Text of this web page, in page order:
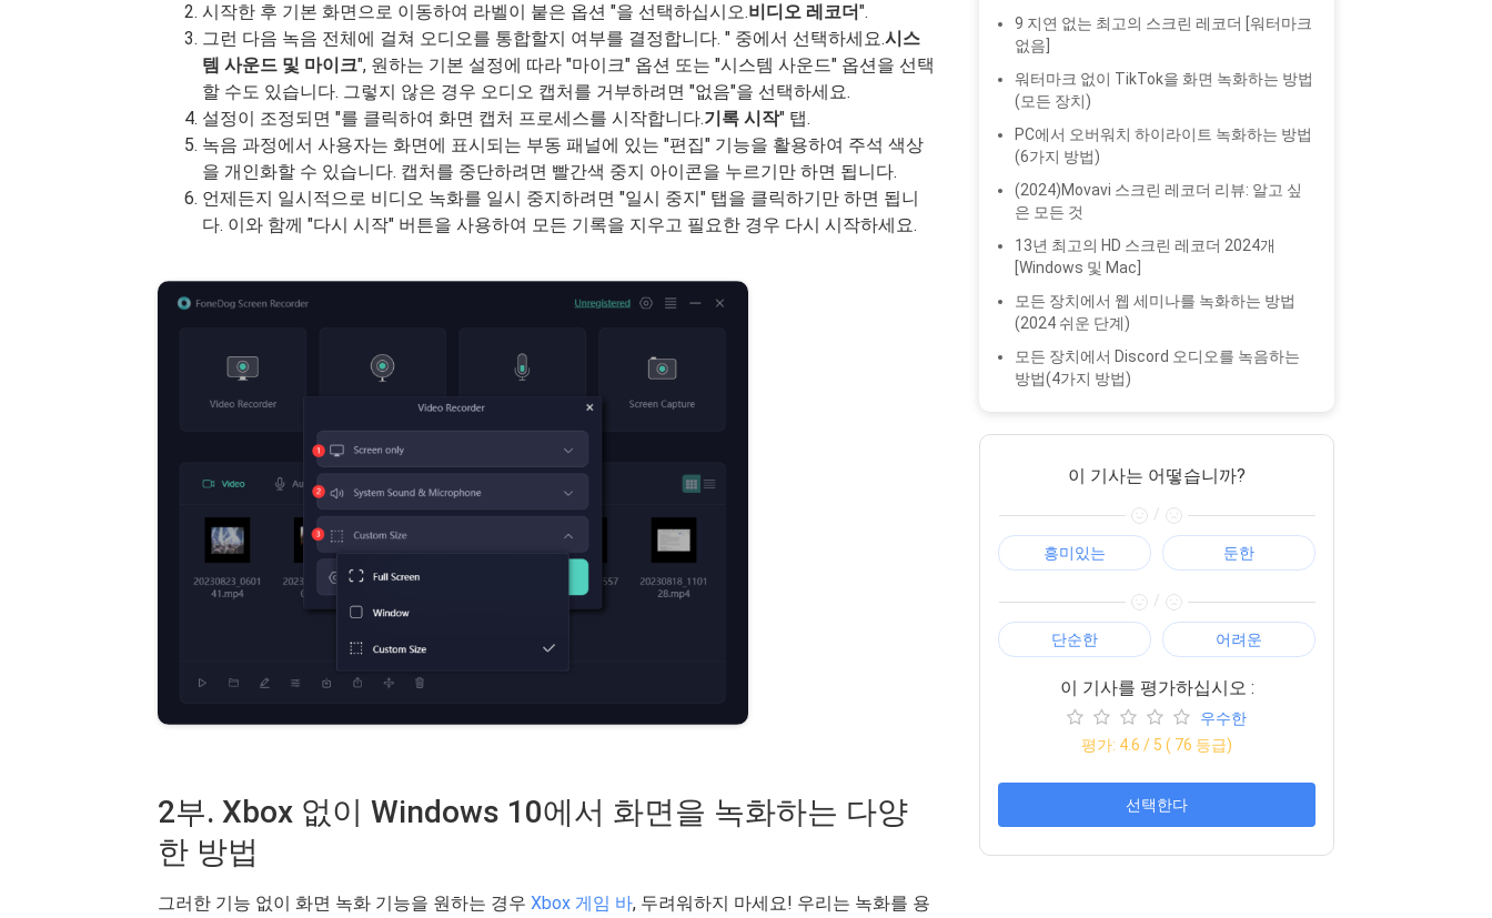
시작한 후 기본 화면으로 이동하여 라벨이 붙은 옵션 "을 선택하십시오.비디오 레코더".
그런 다음 녹음 전체에 걸쳐 오디오를 통합할지 여부를 결정합니다. " 중에서 선택하세요.시스
템 사운드 및 마이크", 원하는 기본 설정에 따라 "마이크" 옵션 또는 "시스템 사운드" 옵션을 선택
할 수도 있습니다. 그렇지 않은 경우 오디오 캡처를 거부하려면 "없음"을 선택하세요.
설정이 조정되면 "를 클릭하여 화면 캡처 프로세스를 시작합니다.기록 시작" 탭.
녹음 과정에서 사용자는 화면에 표시되는 부동 패널에 있는 "편집" 기능을 활용하여 주석 색상
을 개인화할 수 있습니다. 캡처를 중단하려면 빨간색 중지 아이콘을 누르기만 하면 됩니다.
언제든지 일시적으로 비디오 녹화를 일시 중지하려면 "일시 중지" 탭을 클릭하기만 하면 됩니
다. 이와 함께 "다시 시작" 버튼을 사용하여 모든 기록을 지우고 필요한 경우 다시 시작하세요.
2부. Xbox 없이 Windows 10에서 화면을 녹화하는 다양
한 방법
그러한 기능 없이 화면 녹화 기능을 원하는 경우 Xbox 게임 바, 두려워하지 마세요! 우리는 녹화를 용
9 지연 없는 최고의 스크린 레코더 [워터마크
없음]
워터마크 없이 TikTok을 화면 녹화하는 방법
(모든 장치)
PC에서 오버워치 하이라이트 녹화하는 방법
(6가지 방법)
(2024)Movavi 스크린 레코더 리뷰: 알고 싶
은 모든 것
13년 최고의 HD 스크린 레코더 2024개
[Windows 및 Mac]
모든 장치에서 웹 세미나를 녹화하는 방법
(2024 쉬운 단계)
모든 장치에서 Discord 오디오를 녹음하는
방법(4가지 방법)
이 기사는 어떻습니까?
/
흥미있는 둔한
/
단순한 어려운
이 기사를 평가하십시오 :
우수한
평가: 4.6 / 5 ( 76 등급)
선택한다